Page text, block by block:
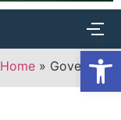
Home » Governança